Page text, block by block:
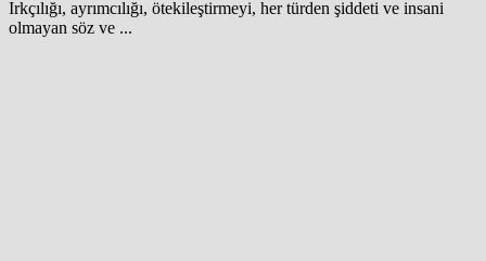
Irkçılığı, ayrımcılığı, ötekileştirmeyi, her türden şiddeti ve insani
olmayan söz ve ...